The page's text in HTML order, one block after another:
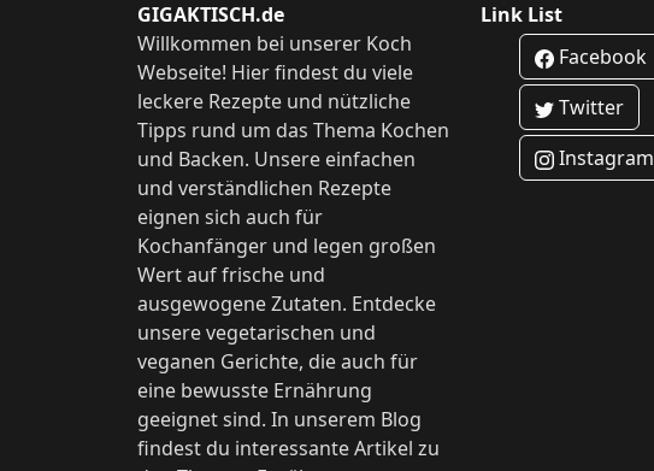
GIGAKTISCH.de
Willkommen bei unserer Koch
Webseite! Hier findest du viele
leckere Rezepte und nützliche
Tipps rund um das Thema Kochen
und Backen. Unsere einfachen
und verständlichen Rezepte
eignen sich auch für
Kochanfänger und legen großen
Wert auf frische und
ausgewogene Zutaten. Entdecke
unsere vegetarischen und
veganen Gerichte, die auch für
eine bewusste Ernährung
geeignet sind. In unserem Blog
findest du interessante Artikel zu
Link List
Facebook
Twitter
Instagram